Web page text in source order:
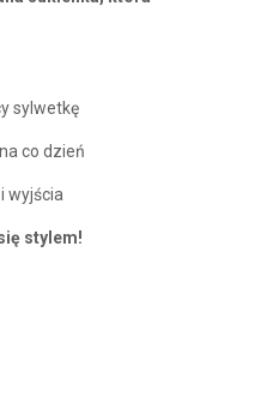
sylwetkę
co dzień
wyjścia
stylem!